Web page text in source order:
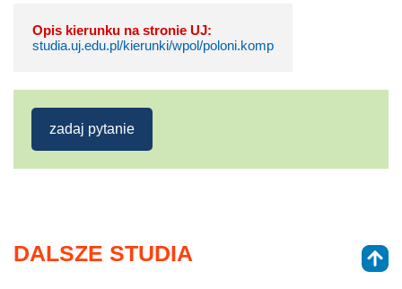
Opis kierunku na stronie UJ:
studia.uj.edu.pl/kierunki/wpol/poloni.komp
zadaj pytanie
DALSZE STUDIA